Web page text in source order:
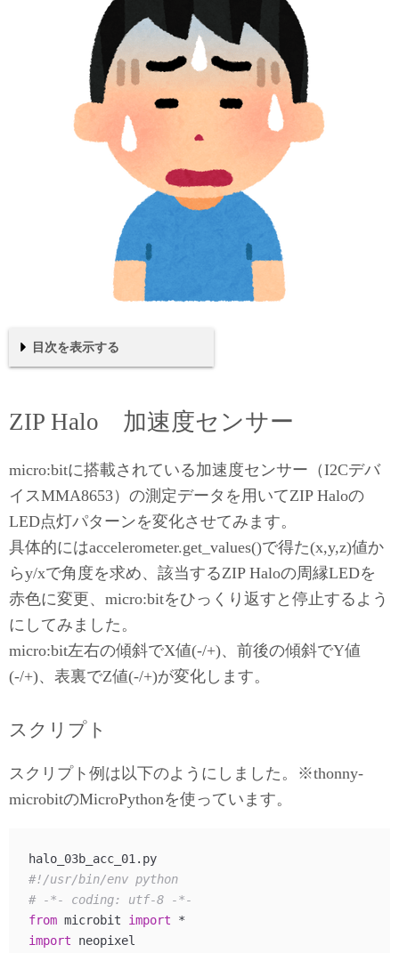
目次を表示する
ZIP Halo 加速度センサー
ZIP Halo 加速度センサー
micro:bitに搭載されている加速度センサー（I2Cデバ
イスMMA8653）の測定データを用いてZIP Haloの
LED点灯パターンを変化させてみます。
具体的にはaccelerometer.get_values()で得た(x,y,z)値か
らy/xで角度を求め、該当するZIP Haloの周縁LEDを
赤色に変更、micro:bitをひっくり返すと停止するよう
にしてみました。
micro:bit左右の傾斜でX値(-/+)、前後の傾斜でY値
(-/+)、表裏でZ値(-/+)が変化します。
スクリプト
スクリプト例は以下のようにしました。※thonny-
microbitのMicroPythonを使っています。
halo_03b_acc_01.py
#!/usr/bin/env python
# -*- coding: utf-8 -*-
from microbit import
import